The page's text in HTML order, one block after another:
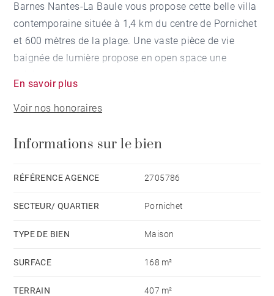
Barnes Nantes-La Baule vous propose cette belle villa
contemporaine située à 1,4 km du centre de Pornichet
et 600 mètres de la plage. Une vaste pièce de vie
baignée de lumière propose en open space une
recevoir vos convives. Un coin salon et une suite
parentale avec son dressing et sa salle d'eau
Sud avec son olivier permet de profiter au mieux de
transporte dans une ambiance zen.A l'étage vous
sud, salle d'eau, wc. Chauffage par le sol, fermetures
électriques, baies coulissantes, carport et un cabanon.
En savoir plus
Voir nos honoraires
Informations sur le bien
RÉFÉRENCE AGENCE 2705786
SECTEUR/ QUARTIER Pornichet
TYPE DE BIEN Maison
SURFACE 168 m²
TERRAIN 407 m²